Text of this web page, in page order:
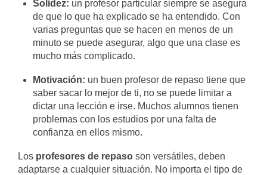
Solidez: un profesor particular siempre se asegura
de que lo que ha explicado se ha entendido. Con
varias preguntas que se hacen en menos de un
minuto se puede asegurar, algo que una clase es
mucho más complicado.
Motivación: un buen profesor de repaso tiene que
saber sacar lo mejor de ti, no se puede limitar a
dictar una lección e irse. Muchos alumnos tienen
problemas con los estudios por una falta de
confianza en ellos mismo.
Los profesores de repaso son versátiles, deben
adaptarse a cualquier situación. No importa el tipo de